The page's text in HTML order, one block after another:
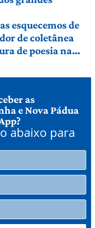
esquecemos de
de coletânea
de poesia na
as
e Nova Pádua
abaixo para